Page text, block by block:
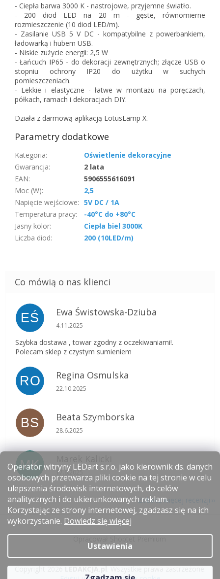
Operator witryny LEDart s.r.o. jako kierownik ds. danych
osobowych przetwarza pliki cookie na tej stronie w celu
ulepszenia środowisk internetowych, do celów
analitycznych i do ukierunkowanych reklam.
Korzystając ze strony internetowej, zgadzasz się na ich
wykorzystanie. Dowiedz się więcej
Ustawienia
- Ciepła barwa 3000 K - nastrojowe, przyjemne światło.
- 200 diod LED na 20 m - gęste, równomierne
rozmieszczenie (10 diod LED/m).
- Zasilanie USB 5 V DC - kompatybilne z powerbankiem,
ładowarką i hubem USB.
- Niskie zużycie energii: 2,5 W
- Łańcuch IP65 - do dekoracji zewnętrznych; złącze USB o
stopniu ochrony IP20 do użytku w suchych
pomieszczeniach.
- Lekkie i elastyczne - łatwe w montażu na poręczach,
półkach, ramach i dekoracjach DIY.
Działa z darmową aplikacją LotusLamp X.
Parametry dodatkowe
Kategoria:
Oświetlenie dekoracyjne
Gwarancja:
2 lata
EAN:
5906555616091
Moc (W):
2,5
Napięcie wejściowe: 5V DC / 1A
Temperatura pracy:
-40°C do +80°C
Jasny kolor:
Ciepła biel 3000K
Liczba diod: 200 (10LED/m)
EŚ Ewa Świstowska-Dziuba
Ocena sklepu to 5 na 5 gwiazdek.
4.11.2025
Szybka dostawa , towar zgodny z oczekiwaniami!.
Polecam sklep z czystym sumieniem
RO Regina Osmulska
Ocena sklepu to 5 na 5 gwiazdek.
22.10.2025
BS Beata Szymborska
Ocena sklepu to 5 na 5 gwiazdek.
28.6.2025
MK Ocena sklepu to 5 na 5 gwiazdek.
17.6.2025
Zobacz więcej recenzji
Copyright 2026LEDAKCJA.pl. Wszystkie prawa zastrzeżone.